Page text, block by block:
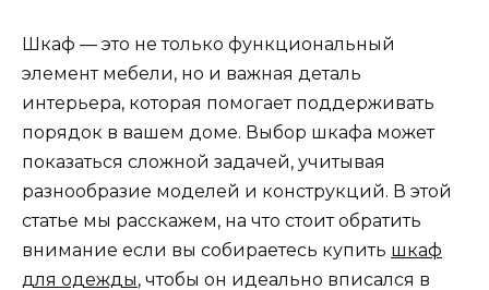
Шкаф — это не только функциональный
элемент мебели, но и важная деталь
интерьера, которая помогает поддерживать
порядок в вашем доме. Выбор шкафа может
показаться сложной задачей, учитывая
разнообразие моделей и конструкций. В этой
статье мы расскажем, на что стоит обратить
внимание если вы собираетесь купить шкаф
для одежды, чтобы он идеально вписался в